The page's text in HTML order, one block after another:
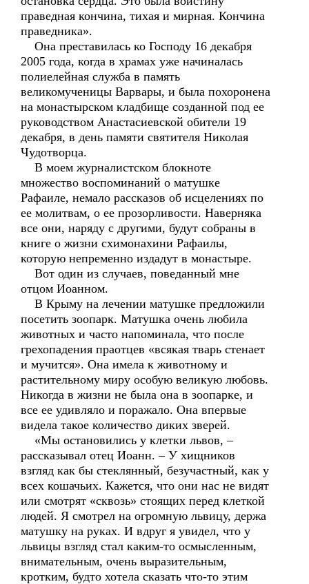
праведная кончина, тихая и мирная. Кончина
праведника».
Она преставилась ко Господу 16 декабря
2005 года, когда в храмах уже начиналась
полиелейная служба в память
великомученицы Варвары, и была похоронена
на монастырском кладбище созданной под ее
руководством Анастасиевской обители 19
декабря, в день памяти святителя Николая
Чудотворца.
В моем журналистском блокноте
множество воспоминаний о матушке
Рафаиле, немало рассказов об исцелениях по
ее молитвам, о ее прозорливости. Наверняка
все они, наряду с другими, будут собраны в
книге о жизни схимонахини Рафаилы,
которую непременно издадут в монастыре.
Вот один из случаев, поведанный мне
отцом Иоанном.
В Крыму на лечении матушке предложили
посетить зоопарк. Матушка очень любила
животных и часто напоминала, что после
грехопадения праотцев «всякая тварь стенает
и мучится». Она имела к животному и
растительному миру особую великую любовь.
Никогда в жизни не была она в зоопарке, и
все ее удивляло и поражало. Она впервые
видела такое количество диких зверей.
«Мы остановились у клетки львов, –
рассказывал отец Иоанн. – У хищников
взгляд как бы стеклянный, безучастный, как у
всех кошачьих. Кажется, что они нас не видят
или смотрят «сквозь» стоящих перед клеткой
людей. Я смотрел на огромную львицу, держа
матушку на руках. И вдруг я увидел, что у
львицы взгляд стал каким-то осмысленным,
внимательным, очень выразительным,
кротким, будто хотела сказать что-то этим